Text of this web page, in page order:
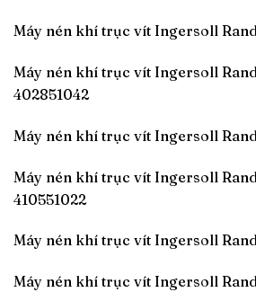
Máy nén khí trục vít Ingersoll
Máy nén khí trục vít Ingersoll
402851042
Máy nén khí trục vít Ingersoll
Máy nén khí trục vít Ingersoll
410551022
Máy nén khí trục vít Ingersoll
Máy nén khí trục vít Ingersoll